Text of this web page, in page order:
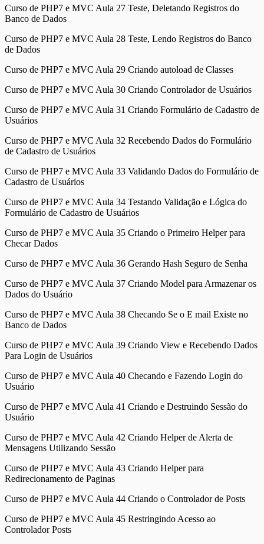
Curso de PHP7 e MVC Aula 27 Teste, Deletando Registros do
Banco de Dados
Curso de PHP7 e MVC Aula 28 Teste, Lendo Registros do Banco
de Dados
Curso de PHP7 e MVC Aula 29 Criando autoload de Classes
Curso de PHP7 e MVC Aula 30 Criando Controlador de Usuários
Curso de PHP7 e MVC Aula 31 Criando Formulário de Cadastro de
Usuários
Curso de PHP7 e MVC Aula 32 Recebendo Dados do Formulário
de Cadastro de Usuários
Curso de PHP7 e MVC Aula 33 Validando Dados do Formulário de
Cadastro de Usuários
Curso de PHP7 e MVC Aula 34 Testando Validação e Lógica do
Formulário de Cadastro de Usuários
Curso de PHP7 e MVC Aula 35 Criando o Primeiro Helper para
Checar Dados
Curso de PHP7 e MVC Aula 36 Gerando Hash Seguro de Senha
Curso de PHP7 e MVC Aula 37 Criando Model para Armazenar os
Dados do Usuário
Curso de PHP7 e MVC Aula 38 Checando Se o E mail Existe no
Banco de Dados
Curso de PHP7 e MVC Aula 39 Criando View e Recebendo Dados
Para Login de Usuários
Curso de PHP7 e MVC Aula 40 Checando e Fazendo Login do
Usuário
Curso de PHP7 e MVC Aula 41 Criando e Destruindo Sessão do
Usuário
Curso de PHP7 e MVC Aula 42 Criando Helper de Alerta de
Mensagens Utilizando Sessão
Curso de PHP7 e MVC Aula 43 Criando Helper para
Redirecionamento de Paginas
Curso de PHP7 e MVC Aula 44 Criando o Controlador de Posts
Curso de PHP7 e MVC Aula 45 Restringindo Acesso ao
Controlador Posts